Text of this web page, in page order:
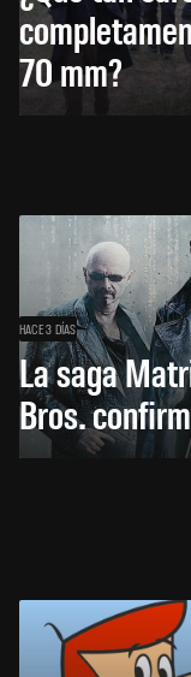
70 mm?
HACE 3 DÍAS
La saga
Bros.